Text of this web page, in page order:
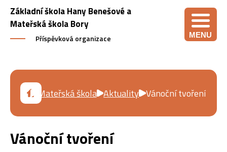
Základní škola Hany Benešové a
Mateřská škola Bory
Příspěvková organizace MENU
Mateřská škola Aktuality Vánoční tvoření
Vánoční tvoření